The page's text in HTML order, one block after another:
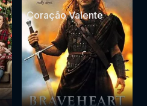
Coração Valente